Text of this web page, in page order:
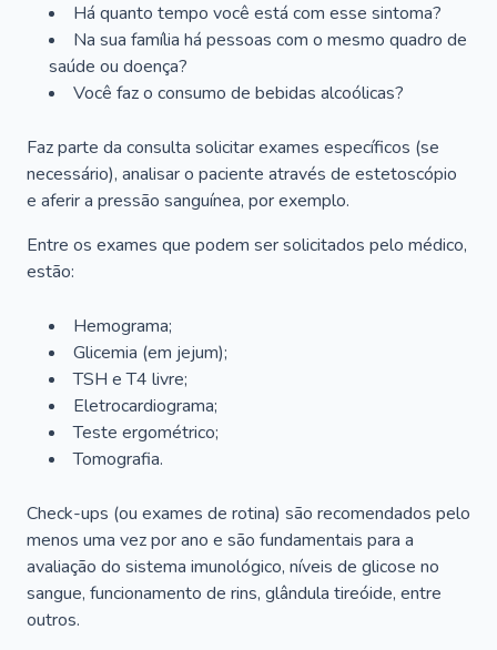
Há quanto tempo você está com esse sintoma?
Na sua família há pessoas com o mesmo quadro de
saúde ou doença?
Você faz o consumo de bebidas alcoólicas?
Faz parte da consulta solicitar exames específicos (se
necessário), analisar o paciente através de estetoscópio
e aferir a pressão sanguínea, por exemplo.
Entre os exames que podem ser solicitados pelo médico,
estão:
Hemograma;
Glicemia (em jejum);
TSH e T4 livre;
Eletrocardiograma;
Teste ergométrico;
Tomografia.
Check-ups (ou exames de rotina) são recomendados pelo
menos uma vez por ano e são fundamentais para a
avaliação do sistema imunológico, níveis de glicose no
sangue, funcionamento de rins, glândula tireóide, entre
outros.